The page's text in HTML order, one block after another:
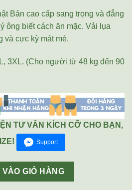
Bản cao cấp sang trọng và đẳng
ông biết cách ăn mặc. Vải lụa
và cực kỳ mát mẻ.
3XL. (Cho người từ 48 kg đến 90
TƯ VẤN KÍCH CỠ CHO BẠN,
Support
Bản số lượng
VÀO GIỎ HÀNG